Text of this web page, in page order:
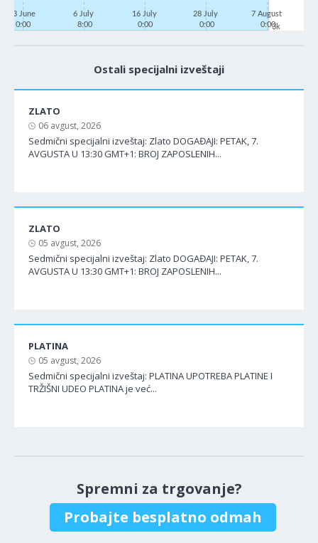
23 June
0:00
6 July
8:00
16 July
0:00
28 July
0:00
7 August
0:003k
Ostali specijalni izveštaji
ZLATO
06 avgust, 2026
Sedmični specijalni izveštaj: Zlato DOGAĐAJI: PETAK, 7.
AVGUSTA U 13:30 GMT+1: BROJ ZAPOSLENIH...
ZLATO
05 avgust, 2026
Sedmični specijalni izveštaj: Zlato DOGAĐAJI: PETAK, 7.
AVGUSTA U 13:30 GMT+1: BROJ ZAPOSLENIH...
PLATINA
05 avgust, 2026
Sedmični specijalni izveštaj: PLATINA UPOTREBA PLATINE I
TRŽIŠNI UDEO PLATINA je već...
Spremni za trgovanje?
Probajte besplatno odmah